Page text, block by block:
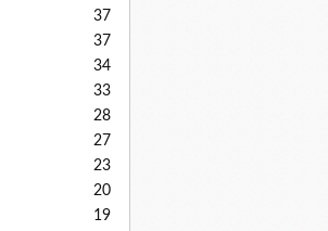
37
37
34
33
28
27
23
20
19